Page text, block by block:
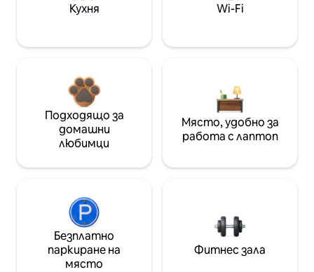
Кухня Wi-Fi
Подходящо за
домашни
любимци
Място, удобно за
работа с лаптоп
Безплатно
паркиране на
място
Фитнес зала